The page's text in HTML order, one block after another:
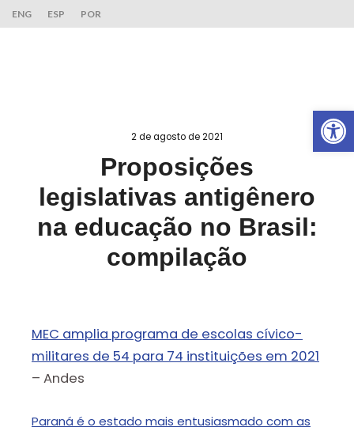
ENG ESP POR
2 de agosto de 2021
Proposições
legislativas antigênero
na educação no Brasil:
compilação
MEC amplia programa de escolas cívico-
militares de 54 para 74 instituições em 2021
– Andes
Paraná é o estado mais entusiasmado com as